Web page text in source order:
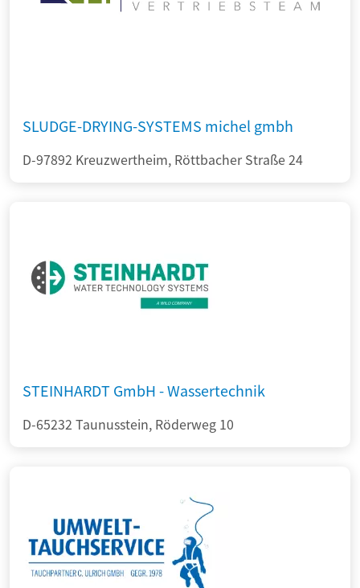
SLUDGE-DRYING-SYSTEMS michel gmbh
D-97892 Kreuzwertheim, Röttbacher Straße 24
STEINHARDT GmbH - Wassertechnik
D-65232 Taunusstein, Röderweg 10